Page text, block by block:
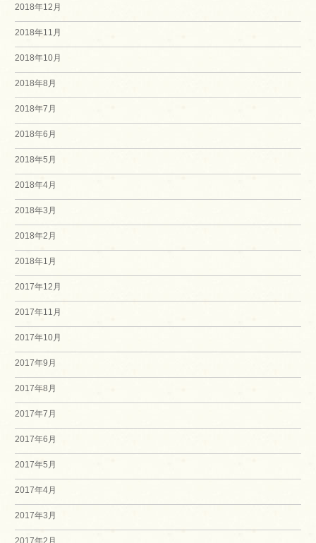
2018年12月
2018年11月
2018年10月
2018年8月
2018年7月
2018年6月
2018年5月
2018年4月
2018年3月
2018年2月
2018年1月
2017年12月
2017年11月
2017年10月
2017年9月
2017年8月
2017年7月
2017年6月
2017年5月
2017年4月
2017年3月
2017年2月